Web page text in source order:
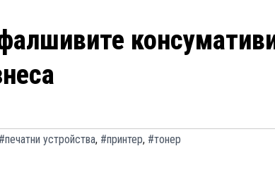
#печатни устройства, #принтер, #тонер